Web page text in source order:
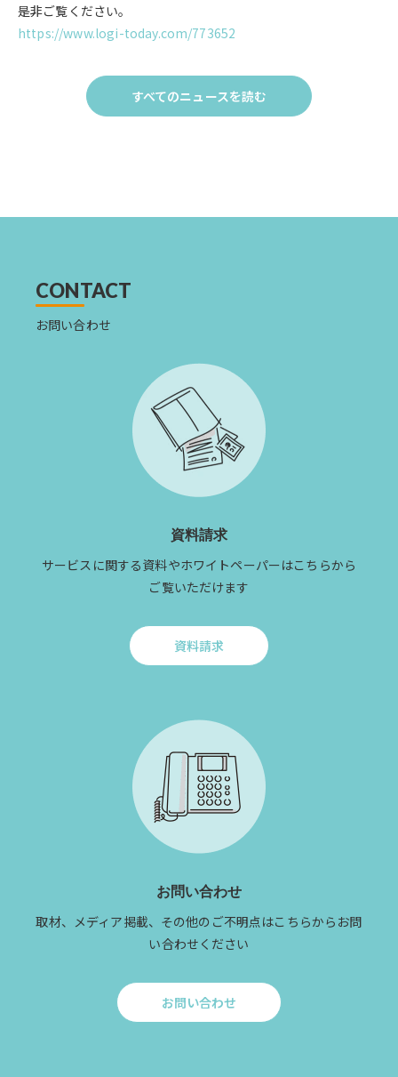
是非ご覧ください。
https://www.logi-today.com/773652
すべてのニュースを読む
Click
to
CONTACT
お問い合わせ
資料請求
サービスに関する資料やホワイトペーパーはこちらから
ご覧いただけます
資料請求
Click
請
お問い合わせ
取材、メディア掲載、その他のご不明点はこちらからお問
い合わせください
お問い合わせ
Click